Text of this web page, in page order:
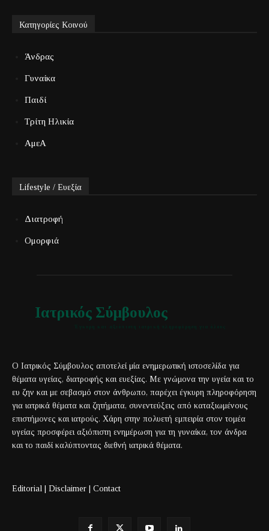
Κατηγορίες Κοινού
Άνδρας
Γυναίκα
Παιδί
Τρίτη Ηλικία
ΑμεΑ
Lifestyle / Ευεξία
Διατροφή
Ομορφιά
Ιατρικός Σύμβουλος
Ο Ιατρικός Σύμβουλος αποτελεί μία ενημερωτική ιστοσελίδα για
θέματα υγείας, διατροφής και ευεξίας. Με γνώμονα την υγεία και το
ευ ζην και με σεβασμό στον άνθρωπο, παρέχει έγκυρη πληροφόρηση
για ιατρικά θέματα και ζητήματα, συνεντεύξεις από καταξιωμένους
επιστήμονες και ιατρούς. Χάρη στην πολυετή εμπειρία στον τομέα
υγείας προσφέρει αξιόπιστη ενημέρωση για τη γυναίκα, τον άνδρα
και το παιδί καλύπτοντας διεθνή ιατρικά θέματα.
Editorial | Disclaimer | Contact